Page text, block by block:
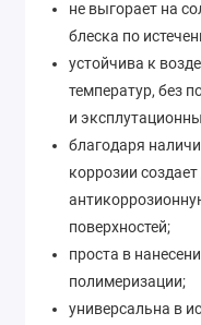
не выгорает на
блеска по
устойчива к
температур, без
и
благодаря
коррозии
поверхностей;
проста в
полимеризации;
универсальна в